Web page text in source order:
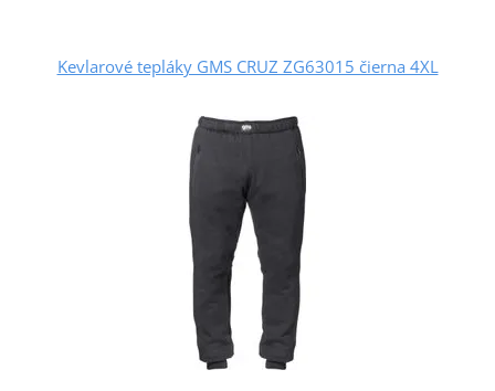
Kevlarové tepláky GMS CRUZ ZG63015 čierna 4XL